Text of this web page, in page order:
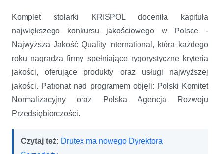
Komplet stolarki KRISPOL doceniła kapituła
największego konkursu jakościowego w Polsce -
Najwyższa Jakość Quality International, która każdego
roku nagradza firmy spełniające rygorystyczne kryteria
jakości, oferujące produkty oraz usługi najwyższej
jakości. Patronat nad programem objęli: Polski Komitet
Normalizacyjny oraz Polska Agencja Rozwoju
Przedsiębiorczości.
Czytaj też: Drutex ma nowego Dyrektora